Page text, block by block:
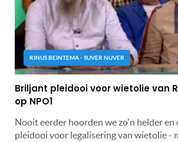
RINUS BEINTEMA - SUVER NUVER
Briljant pleidooi voor wietolie van
op NPO1
Nooit eerder hoorden we zo'n helder en
pleidooi voor legalisering van wietolie -